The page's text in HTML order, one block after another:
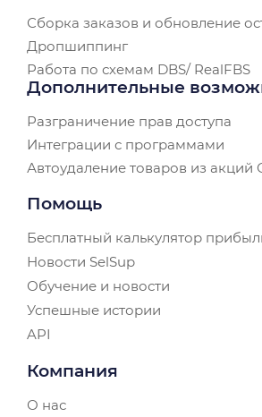
Сборка заказов и обновление
Дропшиппинг
Работа по схемам DBS/ RealFBS
Дополнительные
Разграничение прав доступа
Интеграции с программами
Автоудаление товаров из акций
Помощь
Бесплатный калькулятор
Новости SelSup
Обучение и новости
Успешные истории
API
Компания
О нас